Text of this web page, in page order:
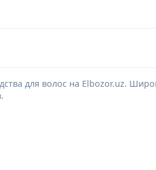
для волос на Elbozor.uz.